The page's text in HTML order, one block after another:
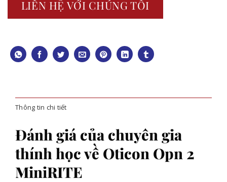
LIÊN HỆ VỚI CHÚNG TÔI
Thông tin chi tiết
Đánh giá của chuyên gia
thính học về Oticon Opn 2
MiniRITE